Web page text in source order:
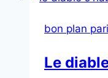
bon plan
Le